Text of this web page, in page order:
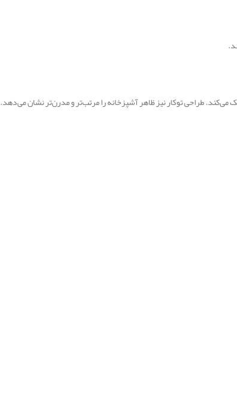
طراحی توکار نیز ظاهر آشپزخانه را مرتب‌تر و مدرن‌تر نشان می‌دهد.